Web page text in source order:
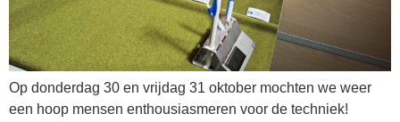
Op donderdag 30 en vrijdag 31 oktober mochten we weer
een hoop mensen enthousiasmeren voor de techniek!